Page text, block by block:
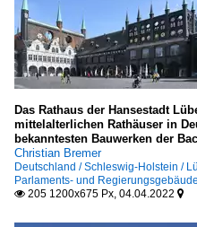
Das Rathaus der Hansestadt
mittelalterlichen Rathäuser in
bekanntesten Bauwerken der
Christian Bremer
Deutschland / Schleswig-Holstein /
Parlaments- und
 205 1200x675 Px, 04.04.2022 